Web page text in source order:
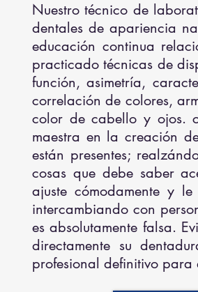
Nuestro técnico de
dentales de apariencia
educación continua
practicado técnicas de
función, asimetría,
correlación de colores,
color de cabello y ojos.
maestra en la creación
están presentes;
cosas que debe saber
ajuste cómodamente y
intercambiando con
es absolutamente falsa.
directamente su
profesional definitivo